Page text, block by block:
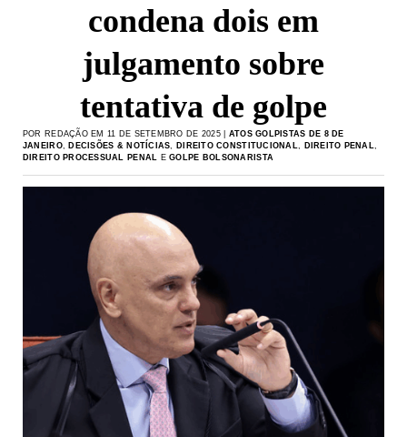
condena dois em
julgamento sobre
tentativa de golpe
POR REDAÇÃO EM 11 DE SETEMBRO DE 2025 | ATOS GOLPISTAS DE 8 DE
JANEIRO, DECISÕES & NOTÍCIAS, DIREITO CONSTITUCIONAL, DIREITO PENAL,
DIREITO PROCESSUAL PENAL EGOLPE BOLSONARISTA